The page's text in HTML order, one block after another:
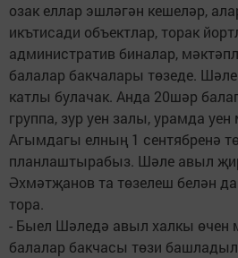
озак еллар эшләгән кешеләр,
икътисади объектлар, торак
административ биналар,
балалар бакчалары төзеде.
катлы булачак. Анда 20шәр
группа, зур уен залы, урамда
Агымдагы елның 1 сентябренә
планлаштырабыз. Шәле авыл
Әхмәтҗанов та төзелеш белән
тора.
- Быел Шәледә авыл халкы өчен
балалар бакчасы төзи